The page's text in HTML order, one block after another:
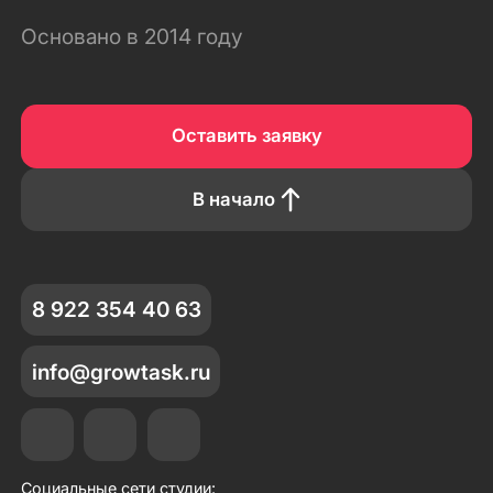
Основано в 2014 году
Оставить заявку
В начало
8 922 354 40 63
info@growtask.ru
Социальные сети студии: